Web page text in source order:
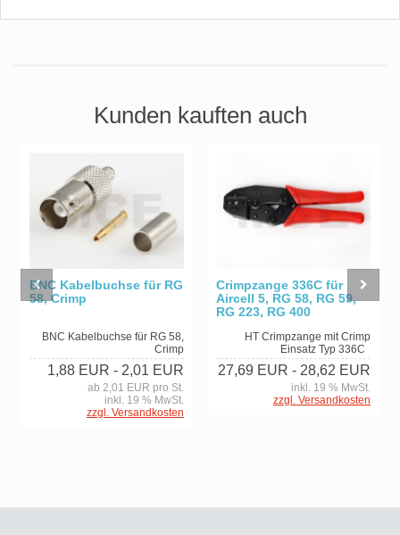
Kunden kauften auch
BNC Kabelbuchse für RG
58, Crimp
BNC Kabelbuchse für RG 58,
Crimp
1,88 EUR - 2,01 EUR
ab 2,01 EUR pro St.
inkl. 19 % MwSt.
zzgl. Versandkosten
Crimpzange 336C für
Aircell 5, RG 58, RG 59,
RG 223, RG 400
HT Crimpzange mit Crimp
Einsatz Typ 336C
27,69 EUR - 28,62 EUR
inkl. 19 % MwSt.
zzgl. Versandkosten